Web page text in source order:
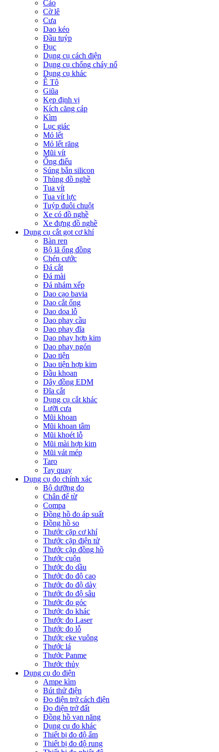
Cảo
Cờ lê
Cưa
Dao kéo
Đầu tuýp
Đục
Dụng cụ cách điện
Dụng cụ chống cháy nổ
Dụng cụ khác
Ê Tô
Giũa
Kẹp định vị
Kích căng cáp
Kìm
Lục giác
Mỏ lết
Mỏ lết răng
Mũi vít
Ống điếu
Súng bắn silicon
Thùng đồ nghề
Tua vít
Tua vít lực
Tuýp đuôi chuột
Xe có đồ nghề
Xe đựng đồ nghề
Dụng cụ cắt gọt cơ khí
Bàn ren
Bộ lã ống đồng
Chén cước
Đá cắt
Đá mài
Đá nhám xếp
Dao cạo bavia
Dao cắt ống
Dao doa lỗ
Dao phay cầu
Dao phay đĩa
Dao phay hợp kim
Dao phay ngón
Dao tiện
Dao tiện hợp kim
Đầu khoan
Dây đồng EDM
Đĩa cắt
Dụng cụ cắt khác
Lưỡi cưa
Mũi khoan
Mũi khoan tâm
Mũi khoét lỗ
Mũi mài hợp kim
Mũi vát mép
Taro
Tay quay
Dụng cụ đo chính xác
Bộ dưỡng đo
Chân đế từ
Compa
Đồng hồ đo áp suất
Đồng hồ so
Thước cặp cơ khí
Thước cặp điện tử
Thước cặp đồng hồ
Thước cuộn
Thước đo dầu
Thước đo độ cao
Thước đo độ dày
Thước đo độ sâu
Thước đo góc
Thước đo khác
Thước đo Laser
Thước đo lỗ
Thước eke vuông
Thước lá
Thước Panme
Thước thủy
Dụng cụ đo điện
Ampe kìm
Bút thử điện
Đo điện trở cách điện
Đo điện trở đất
Đồng hồ vạn năng
Dụng cụ đo khác
Thiết bị đo độ ẩm
Thiết bị đo độ rung